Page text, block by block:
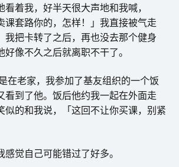
着我，好半天很大声地和我喊，
课套路你的，怎样！」我直接被气走
我把卡转了之后，再也没去那个健身
像不久之后就离职不干了。
在老家，我参加了基友组织的一个饭
看到了他。饭后他约我一起在外面走
似的和我说，「这回不让你买课，别紧
觉自己可能错过了好多。